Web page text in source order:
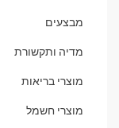
מבצעים
מדיה ותקשורת
מוצרי בריאות
מוצרי חשמל